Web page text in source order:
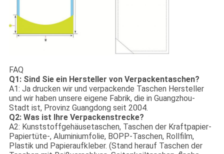
FAQ
Q1: Sind Sie ein Hersteller von Verpackentaschen?
A1: Ja drucken wir und verpackende Taschen Hersteller
und wir haben unsere eigene Fabrik, die in Guangzhou-
Stadt ist, Provinz Guangdong seit 2004.
Q2: Was ist Ihre Verpackenstrecke?
A2: Kunststoffgehäusetaschen, Taschen der Kraftpapier-
Papiertüte-, Aluminiumfolie, BOPP-Taschen, Rollfilm,
Plastik und Papieraufkleber. (Stand herauf Taschen der